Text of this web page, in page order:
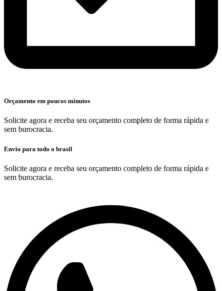
Orçamento em poucos minutos
Solicite agora e receba seu orçamento completo de forma rápida e
sem burocracia.
Envio para todo o brasil
Solicite agora e receba seu orçamento completo de forma rápida e
sem burocracia.